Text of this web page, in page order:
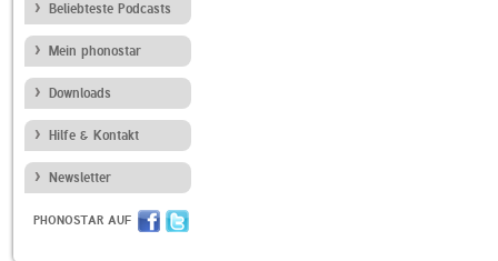
Beliebteste Podcasts
Mein phonostar
Downloads
Hilfe & Kontakt
Newsletter
PHONOSTAR AUF